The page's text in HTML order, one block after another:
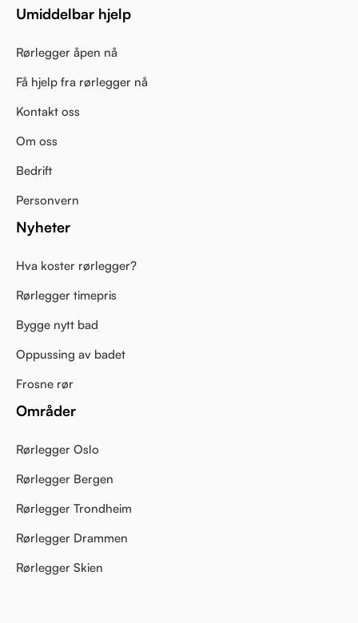
Umiddelbar hjelp
Rørlegger åpen nå
Få hjelp fra rørlegger nå
Kontakt oss
Om oss
Bedrift
Personvern
Nyheter
Hva koster rørlegger?
Rørlegger timepris
Bygge nytt bad
Oppussing av badet
Frosne rør
Områder
Rørlegger Oslo
Rørlegger Bergen
Rørlegger Trondheim
Rørlegger Drammen
Rørlegger Skien